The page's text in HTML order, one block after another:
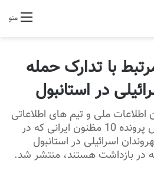
منو
با تدارک حمله
در استانبول
اطلاعات ملی و تیم های اطلاعاتی
پلیس استانبول درخصوص پرونده 10 مظنون ایرانی که در
اسرائیلی در استانبول
در بازداشت هستند، منتشر شد.